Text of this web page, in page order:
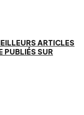
ARTICLES
PUBLIÉS SUR